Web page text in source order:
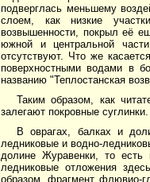
подверглась меньшему
слоем, как низкие
возвышенности, покрыл её
южной и центральной
отсутствуют. Что же
поверхностными водами в
названию "Теплостанская
Таким образом, как
залегают покровные суглинки.
В оврагах, балках и
ледниковые и водно-
долине Журавенки, то
ледниковые отложения
образом, фрагмент флювио-